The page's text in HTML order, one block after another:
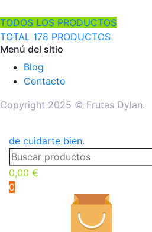
TODOS LOS PRODUCTOS
TOTAL 178 PRODUCTOS
Menú del sitio
Blog
Contacto
Copyright 2025 © Frutas Dylan.
de cuidarte bien.
0,00 €
0